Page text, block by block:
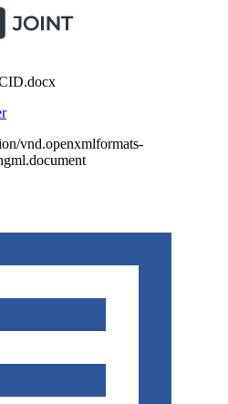
vnd.openxmlformats-